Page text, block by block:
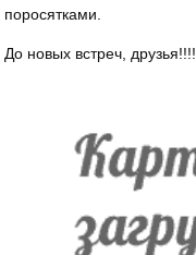
поросятками.
До новых встреч, друзья!!!!